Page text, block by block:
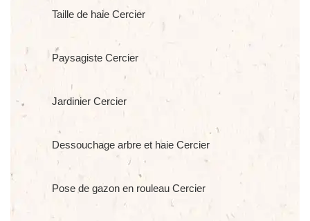
Taille de haie Cercier
Paysagiste Cercier
Jardinier Cercier
Dessouchage arbre et haie Cercier
Pose de gazon en rouleau Cercier